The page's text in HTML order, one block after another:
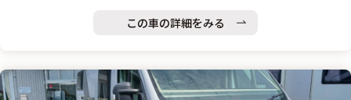
この車の詳細をみる